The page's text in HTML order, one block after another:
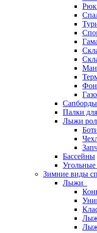
Сапборды
Палки
Лыжи
Бассейны
Угольные
Зимние виды
Лыжи